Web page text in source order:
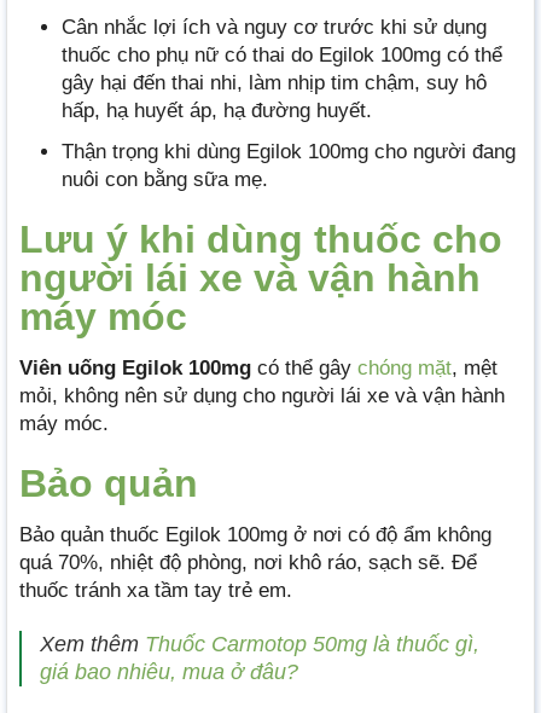
Cân nhắc lợi ích và nguy cơ trước khi sử dụng
thuốc cho phụ nữ có thai do Egilok 100mg có thể
gây hại đến thai nhi, làm nhịp tim chậm, suy hô
hấp, hạ huyết áp, hạ đường huyết.
Thận trọng khi dùng Egilok 100mg cho người đang
nuôi con bằng sữa mẹ.
Lưu ý khi dùng thuốc cho
người lái xe và vận hành
máy móc
Viên uống Egilok 100mg có thể gây chóng mặt, mệt
mỏi, không nên sử dụng cho người lái xe và vận hành
máy móc.
Bảo quản
Bảo quản thuốc Egilok 100mg ở nơi có độ ẩm không
quá 70%, nhiệt độ phòng, nơi khô ráo, sạch sẽ. Để
thuốc tránh xa tầm tay trẻ em.
Xem thêm Thuốc Carmotop 50mg là thuốc gì,
giá bao nhiêu, mua ở đâu?